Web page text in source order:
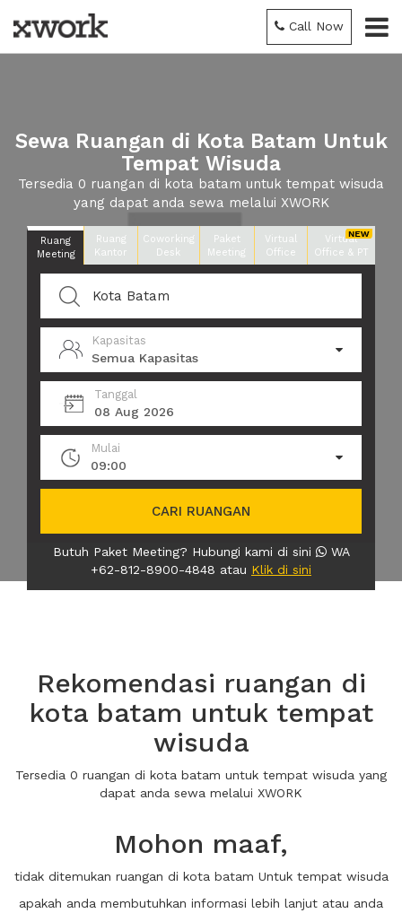
Call Now
Sewa Ruangan di Kota Batam Untuk
Tempat Wisuda
Tersedia 0 ruangan di kota batam untuk tempat wisuda
yang dapat anda sewa melalui XWORK
Ruang
Meeting
Ruang
Kantor
Coworking
Desk
Paket
Meeting
Virtual
Office
Virtual
Office & PT
Kapasitas
Semua Kapasitas
Tanggal
08 Aug 2026
Mulai
09:00
CARI RUANGAN
Butuh Paket Meeting? Hubungi kami di sini
WA
+62-812-8900-4848 atau Klik di sini
Rekomendasi ruangan di
kota batam untuk tempat
wisuda
Tersedia 0 ruangan di kota batam untuk tempat wisuda yang
dapat anda sewa melalui XWORK
Mohon maaf,
tidak ditemukan ruangan di kota batam Untuk tempat wisuda
apakah anda membutuhkan informasi lebih lanjut atau anda